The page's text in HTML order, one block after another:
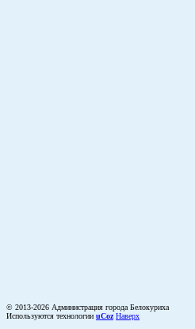
© 2013-2026 Администрация города Белокуриха
Используются технологии uCoz Наверх